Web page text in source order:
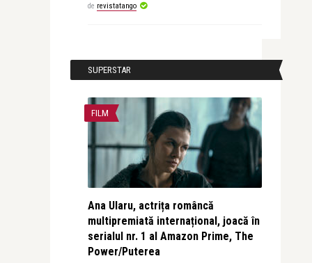
de revistatango
SUPERSTAR
FILM
Ana Ularu, actrița româncă
multipremiată internațional, joacă în
serialul nr. 1 al Amazon Prime, The
Power/Puterea